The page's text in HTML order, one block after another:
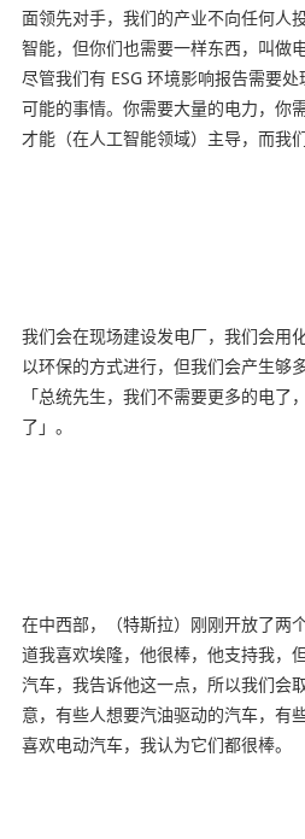
面领先对手，我们的产业不向任何人
智能，但你们也需要一样东西，叫做
尽管我们有 ESG 环境影响报告需要
可能的事情。你需要大量的电力，你
才能（在人工智能领域）主导，而我
我们会在现场建设发电厂，我们会用
以环保的方式进行，但我们会产生够
「总统先生，我们不需要更多的电了
了」。
在中西部，（特斯拉）刚刚开放了两
道我喜欢埃隆，他很棒，他支持我，
汽车，我告诉他这一点，所以我们会
意，有些人想要汽油驱动的汽车，有
喜欢电动汽车，我认为它们都很棒。